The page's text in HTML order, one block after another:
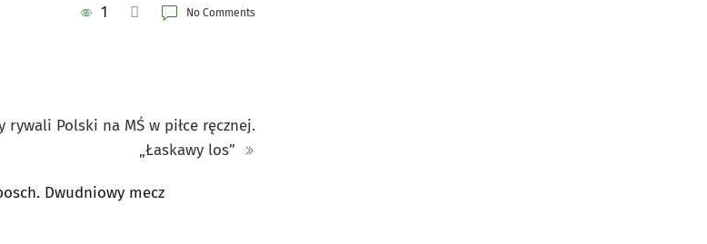
1
No Comments
rywali Polski na MŚ w piłce ręcznej.
„Łaskawy los”
Dwudniowy mecz